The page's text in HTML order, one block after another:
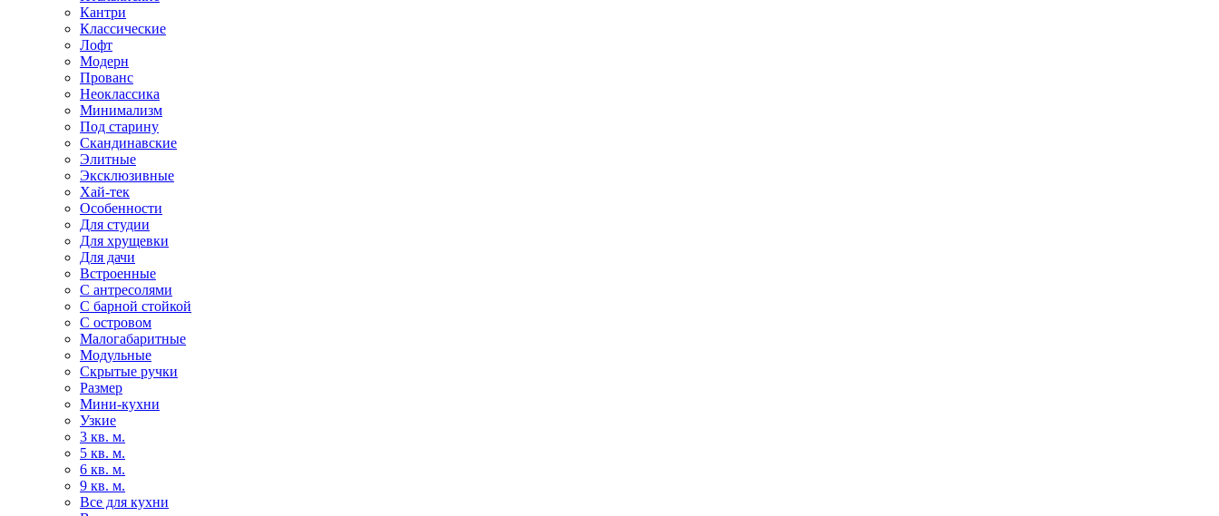
Кантри
Классические
Лофт
Модерн
Прованс
Неоклассика
Минимализм
Под старину
Скандинавские
Элитные
Эксклюзивные
Хай-тек
Особенности
Для студии
Для хрущевки
Для дачи
Встроенные
С антресолями
С барной стойкой
С островом
Малогабаритные
Модульные
Скрытые ручки
Размер
Мини-кухни
Узкие
3 кв. м.
5 кв. м.
6 кв. м.
9 кв. м.
Все для кухни